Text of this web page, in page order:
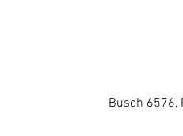
Busch 6576,